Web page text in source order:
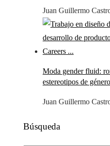
Juan Guillermo
Moda gender fluid:
estereotipos de género
Juan Guillermo
Búsqueda